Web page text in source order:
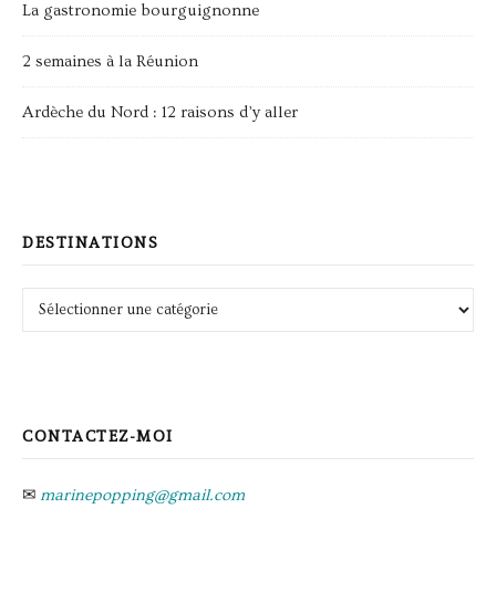
La gastronomie bourguignonne
2 semaines à la Réunion
Ardèche du Nord : 12 raisons d’y aller
DESTINATIONS
Destinations
CONTACTEZ-MOI
✉ marinepopping@gmail.com